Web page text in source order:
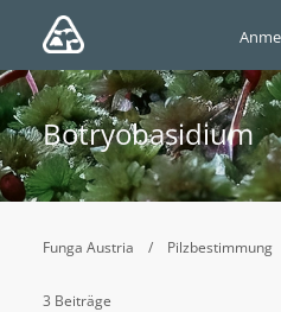
Botryobasidium
Funga Austria Pilzbestimmung
3 Beiträge